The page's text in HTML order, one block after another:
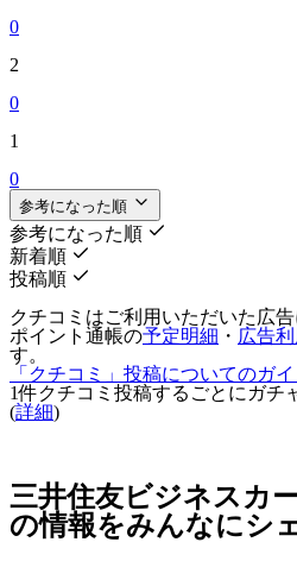
0
2
0
1
0
参考になった順
参考になった順
新着順
投稿順
クチコミはご利用いただいた広告
ポイント通帳の予定明細 ・ 広告
す。
「クチコミ」投稿についてのガ
1件クチコミ投稿するごとに ガチ
(詳細)
三井住友ビジネスカ
の情報をみんなにシ